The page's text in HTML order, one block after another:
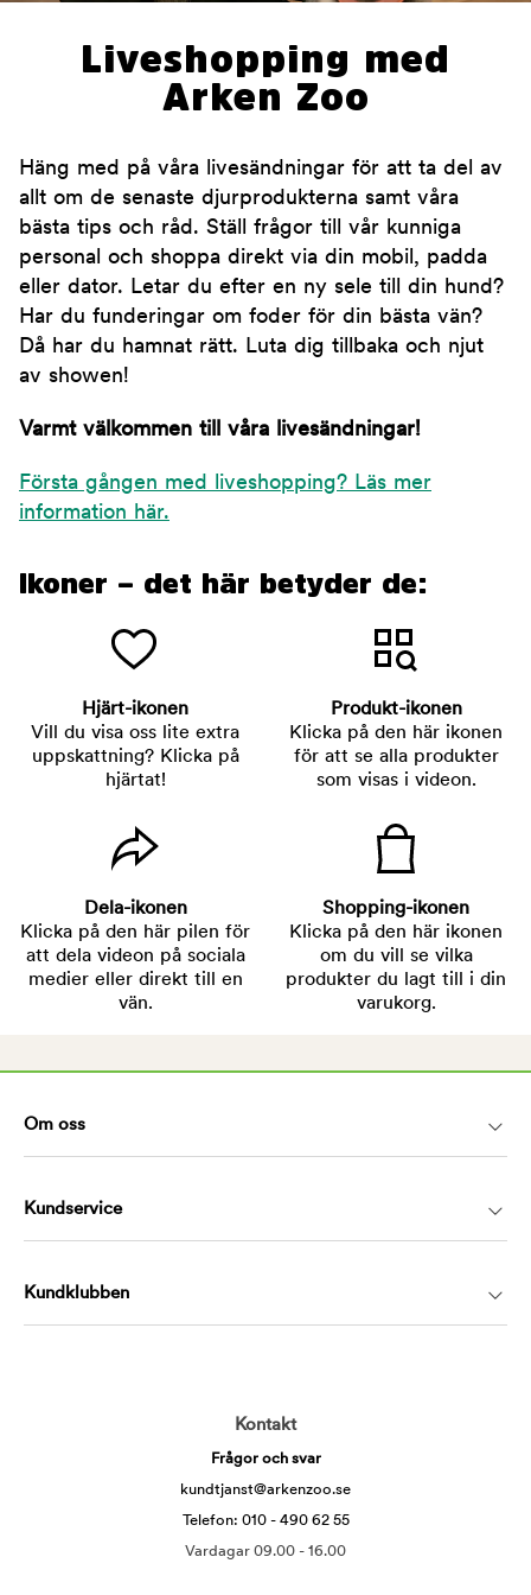
Liveshopping med
Arken Zoo
Häng med på våra livesändningar för att ta del av
allt om de senaste djurprodukterna samt våra
bästa tips och råd. Ställ frågor till vår kunniga
personal och shoppa direkt via din mobil, padda
eller dator. Letar du efter en ny sele till din hund?
Har du funderingar om foder för din bästa vän?
Då har du hamnat rätt. Luta dig tillbaka och njut
av showen!
Varmt välkommen till våra livesändningar!
Första gången med liveshopping? Läs mer
information här.
Ikoner – det här betyder de:
Hjärt-ikonen
Vill du visa oss lite extra
uppskattning? Klicka på
hjärtat!
Produkt-ikonen
Klicka på den här ikonen
för att se alla produkter
som visas i videon.
Dela-ikonen
Klicka på den här pilen för
att dela videon på sociala
medier eller direkt till en
vän.
Shopping-ikonen
Klicka på den här ikonen
om du vill se vilka
produkter du lagt till i din
varukorg.
Om oss
Kundservice
Kundklubben
Kontakt
Frågor och svar
kundtjanst@arkenzoo.se
Telefon: 010 - 490 62 55
Vardagar 09.00 - 16.00